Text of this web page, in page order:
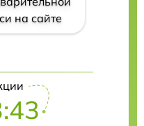
на сайте